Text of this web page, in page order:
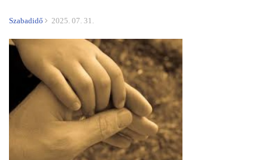
Szabadidő 2025. 07. 31.